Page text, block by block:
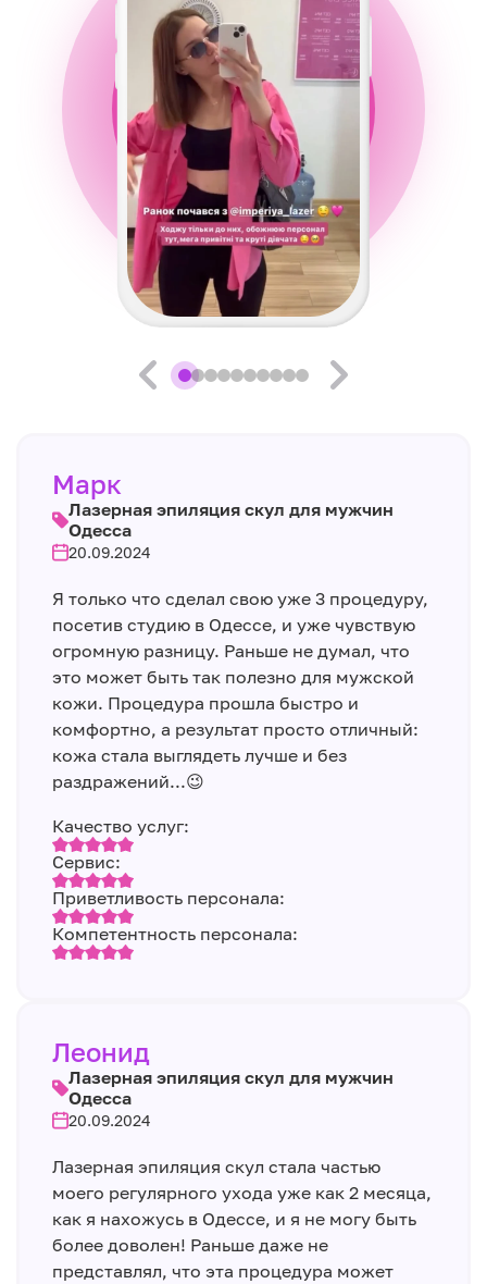
Марк
Лазерная эпиляция скул для мужчин
Одесса
20.09.2024
Я только что сделал свою уже 3 процедуру,
посетив студию в Одессе, и уже чувствую
огромную разницу. Раньше не думал, что
это может быть так полезно для мужской
кожи. Процедура прошла быстро и
комфортно, а результат просто отличный:
кожа стала выглядеть лучше и без
раздражений...😉
Качество услуг:
Сервис:
Приветливость персонала:
Компетентность персонала:
Леонид
Лазерная эпиляция скул для мужчин
Одесса
20.09.2024
Лазерная эпиляция скул стала частью
моего регулярного ухода уже как 2 месяца,
как я нахожусь в Одессе, и я не могу быть
более доволен! Раньше даже не
представлял, что эта процедура может